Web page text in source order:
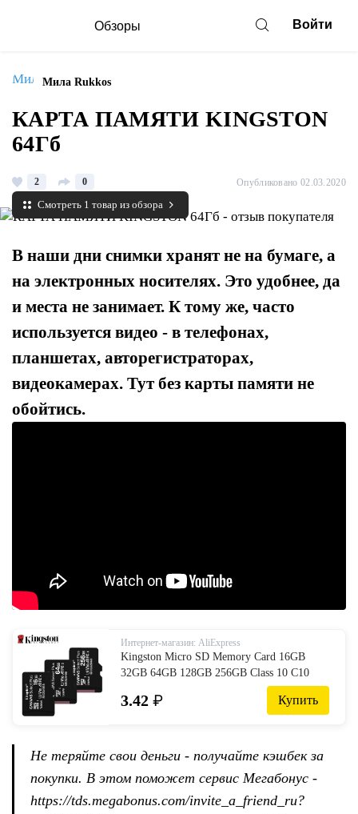
Обзоры Войти
Мила Rukkos
КАРТА ПАМЯТИ KINGSTON
64Гб
2 0 Опубликовано 02.03.2020
Смотреть 1 товар из обзора
В наши дни снимки хранят не на бумаге, а
на электронных носителях. Это удобнее, да
и места не занимает. К тому же, часто
используется видео - в телефонах,
планшетах, авторегистраторах,
видеокамерах. Тут без карты памяти не
обойтись.
Интернет-магазин: AliExpress
Kingston Micro SD Memory Card 16GB
32GB 64GB 128GB 256GB Class 10 C10
UHS-I Mini Kingston SD Card TF SDHC
SDXC for Smartphone
3.42 ₽ Купить
Не теряйте свои деньги - получайте кэшбек за
покупки. В этом поможет сервис Мегабонус -
https://tds.megabonus.com/invite_a_friend_ru?